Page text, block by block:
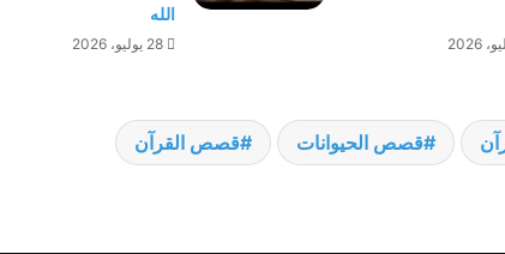
الله
28 يوليو، 2026
قصص الحيوانات قصص القرآن